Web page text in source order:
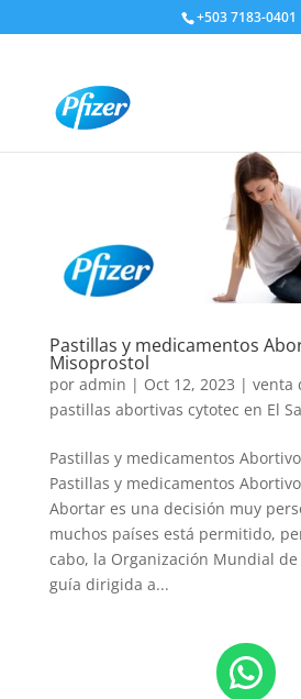
+503 7183-0401
Pastillas y medicamentos
Misoprostol
por admin | Oct 12, 2023 | venta
pastillas abortivas cytotec en El
Pastillas y medicamentos
Pastillas y medicamentos
Abortar es una decisión muy
muchos países está permitido,
cabo, la Organización Mundial
guía dirigida a...